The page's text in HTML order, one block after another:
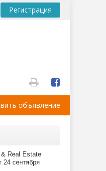
Регистрация
объявление
Real Estate
24 сентября